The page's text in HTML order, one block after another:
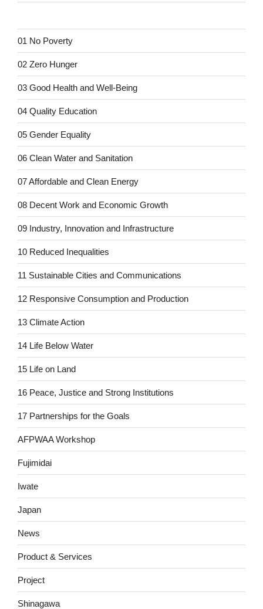
01 No Poverty
02 Zero Hunger
03 Good Health and Well-Being
04 Quality Education
05 Gender Equality
06 Clean Water and Sanitation
07 Affordable and Clean Energy
08 Decent Work and Economic Growth
09 Industry, Innovation and Infrastructure
10 Reduced Inequalities
11 Sustainable Cities and Communications
12 Responsive Consumption and Production
13 Climate Action
14 Life Below Water
15 Life on Land
16 Peace, Justice and Strong Institutions
17 Partnerships for the Goals
AFPWAA Workshop
Fujimidai
Iwate
Japan
News
Product & Services
Project
Shinagawa